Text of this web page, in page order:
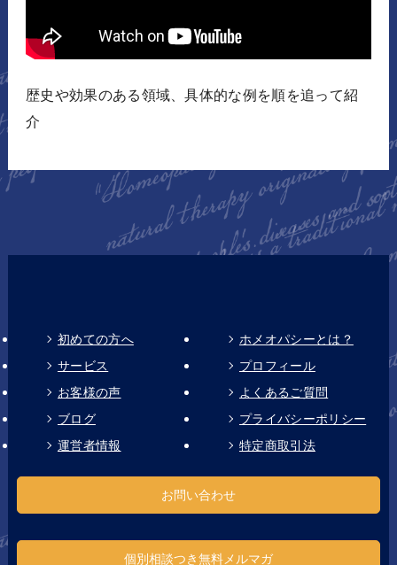
歴史や効果のある領域、具体的な例を順を追って紹
介
初めての方へ
ホメオパシーとは？
サービス
プロフィール
お客様の声
よくあるご質問
ブログ
プライバシーポリシー
運営者情報
特定商取引法
お問い合わせ
個別相談つき無料メルマガ